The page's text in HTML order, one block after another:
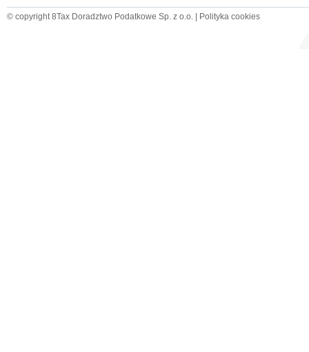
© copyright 8Tax Doradztwo Podatkowe Sp. z o.o. | Polityka cookies